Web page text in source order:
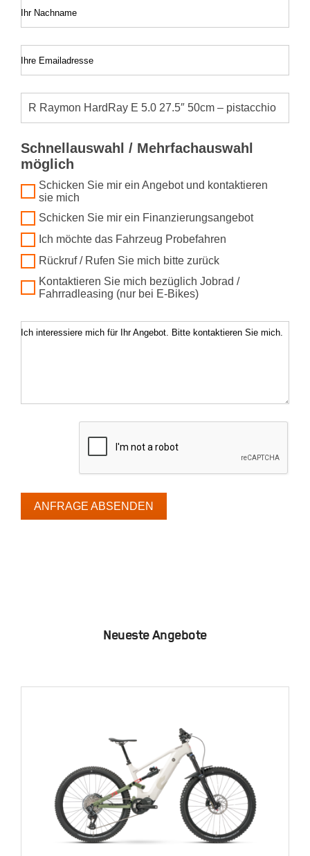
Ihr Nachname
Ihre Emailadresse
Schnellauswahl / Mehrfachauswahl
möglich
Schicken Sie mir ein Angebot und kontaktieren
sie mich
Schicken Sie mir ein Finanzierungsangebot
Ich möchte das Fahrzeug Probefahren
Rückruf / Rufen Sie mich bitte zurück
Kontaktieren Sie mich bezüglich Jobrad /
Fahrradleasing (nur bei E-Bikes)
Ich interessiere mich für Ihr Angebot. Bitte kontaktieren Sie mich.
ANFRAGE ABSENDEN
Neueste Angebote